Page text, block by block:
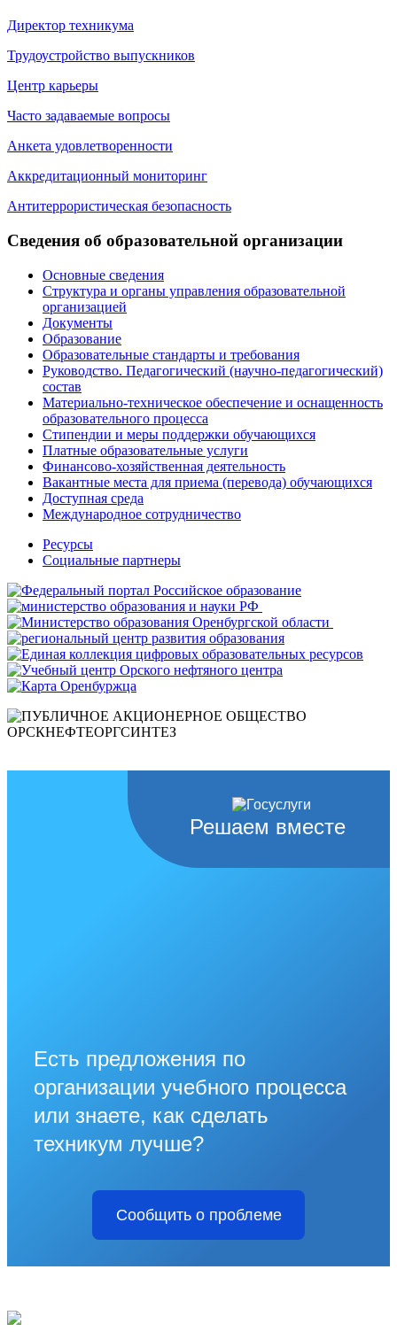
Директор техникума
Трудоустройство выпускников
Центр карьеры
Часто задаваемые вопросы
Анкета удовлетворенности
Аккредитационный мониторинг
Антитеррористическая безопасность
Сведения об образовательной организации
Основные сведения
Структура и органы управления образовательной
организацией
Документы
Образование
Образовательные стандарты и требования
Руководство. Педагогический (научно-педагогический)
состав
Материально-техническое обеспечение и оснащенность
образовательного процесса
Стипендии и меры поддержки обучающихся
Платные образовательные услуги
Финансово-хозяйственная деятельность
Вакантные места для приема (перевода) обучающихся
Доступная среда
Международное сотрудничество
Ресурсы
Социальные партнеры
Решаем вместе
Есть предложения по
организации учебного процесса
или знаете, как сделать
техникум лучше?
Сообщить о проблеме